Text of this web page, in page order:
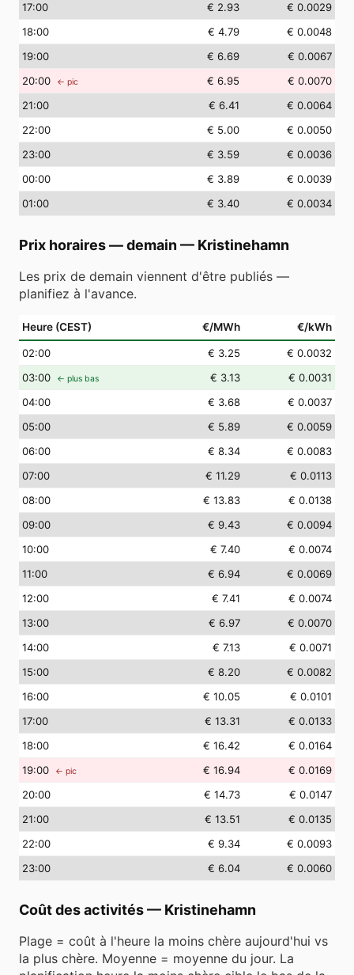
17:00 € 2.93
€ 0.0029
18:00 € 4.79
€ 0.0048
19:00 € 6.69
€ 0.0067
20:00 ← pic € 6.95
€ 0.0070
21:00 € 6.41
€ 0.0064
22:00 € 5.00
€ 0.0050
23:00 € 3.59
€ 0.0036
00:00 € 3.89
€ 0.0039
01:00 € 3.40 € 0.0034
Prix horaires — demain — Kristinehamn
Les prix de demain viennent d'être publiés —
planifiez à l'avance.
Heure (CEST) €/MWh €/kWh
02:00 € 3.25
€ 0.0032
03:00 ← plus bas € 3.13
€ 0.0031
04:00 € 3.68
€ 0.0037
05:00 € 5.89
€ 0.0059
06:00 € 8.34
€ 0.0083
07:00 € 11.29
€ 0.0113
08:00 € 13.83
€ 0.0138
09:00 € 9.43
€ 0.0094
10:00 € 7.40
€ 0.0074
11:00 € 6.94
€ 0.0069
12:00 € 7.41
€ 0.0074
13:00 € 6.97
€ 0.0070
14:00 € 7.13
€ 0.0071
15:00 € 8.20
€ 0.0082
16:00 € 10.05
€ 0.0101
17:00 € 13.31
€ 0.0133
18:00 € 16.42
€ 0.0164
19:00 ← pic € 16.94
€ 0.0169
20:00 € 14.73
€ 0.0147
21:00 € 13.51
€ 0.0135
22:00 € 9.34
€ 0.0093
23:00 € 6.04 € 0.0060
Coût des activités— Kristinehamn
Plage = coût à l'heure la moins chère aujourd'hui vs
la plus chère. Moyenne = moyenne du jour. La